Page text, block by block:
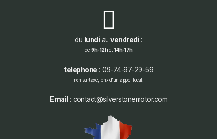
du lundi au vendredi :
de 9h-12het 14h-17h
telephone : 09-74-97-29-59
non surtaxé, prix d'un appel local.
Email : contact@silverstonemotor.com